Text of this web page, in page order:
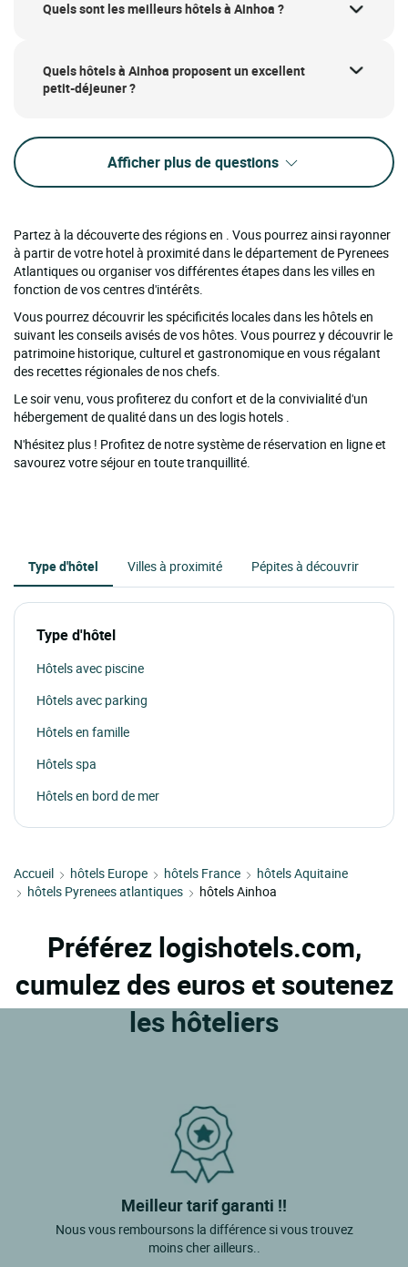
Quels sont les meilleurs hôtels à Ainhoa ?
Quels hôtels à Ainhoa proposent un excellent
petit-déjeuner ?
Afficher plus de questions
Partez à la découverte des régions en . Vous pourrez ainsi rayonner
à partir de votre hotel à proximité dans le département de Pyrenees
Atlantiques ou organiser vos différentes étapes dans les villes en
fonction de vos centres d'intérêts.
Vous pourrez découvrir les spécificités locales dans les hôtels en
suivant les conseils avisés de vos hôtes. Vous pourrez y découvrir le
patrimoine historique, culturel et gastronomique en vous régalant
des recettes régionales de nos chefs.
Le soir venu, vous profiterez du confort et de la convivialité d'un
hébergement de qualité dans un des logis hotels .
N'hésitez plus ! Profitez de notre système de réservation en ligne et
savourez votre séjour en toute tranquillité.
Type d'hôtel Villes à proximité Pépites à découvrir
Type d'hôtel
Hôtels avec piscine
Hôtels avec parking
Hôtels en famille
Hôtels spa
Hôtels en bord de mer
Accueil hôtels Europe hôtels France
hôtels Aquitaine
hôtels Pyrenees atlantiques
hôtels Ainhoa
Préférez logishotels.com,
cumulez des euros et soutenez
les hôteliers
Meilleur tarif garanti !!
Nous vous remboursons la différence si vous trouvez
moins cher ailleurs..